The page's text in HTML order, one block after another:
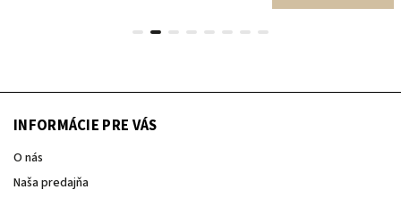
INFORMÁCIE PRE VÁS
O nás
Naša predajňa